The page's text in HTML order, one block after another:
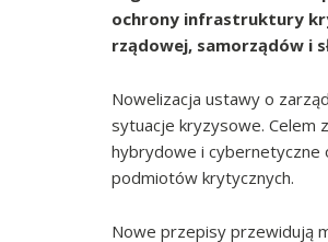
ochrony infrastruktury
rządowej, samorządów i
Nowelizacja ustawy o
sytuacje kryzysowe. Celem
hybrydowe i cybernetyczne
podmiotów krytycznych.
Nowe przepisy przewidują